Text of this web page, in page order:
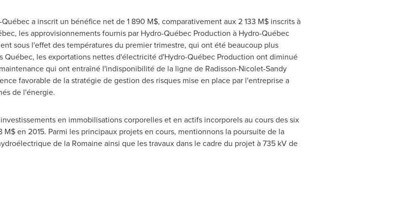
a inscrit un bénéfice net de 1 890 M$, comparativement aux 2 133 M$ inscrits à
les approvisionnementsfournispar Hydro-Québec Production à Hydro-Québec
sous l'effet des températures du premier trimestre, qui ont été beaucoup plus
Québec, les exportations nettes d'électricité d'Hydro-Québec Production ont diminué
qui ont entraîné l'indisponibilité de la ligne de Radisson-Nicolet-Sandy
favorable de la stratégie de gestion des risques mise en place par l'entreprise a
de l'énergie.
en immobilisations corporelles et en actifs incorporels au cours des six
M$ en 2015. Parmi les principaux projets en cours, mentionnons la poursuite de la
de la Romaine ainsi que les travaux dans le cadre du projet à 735 kV de